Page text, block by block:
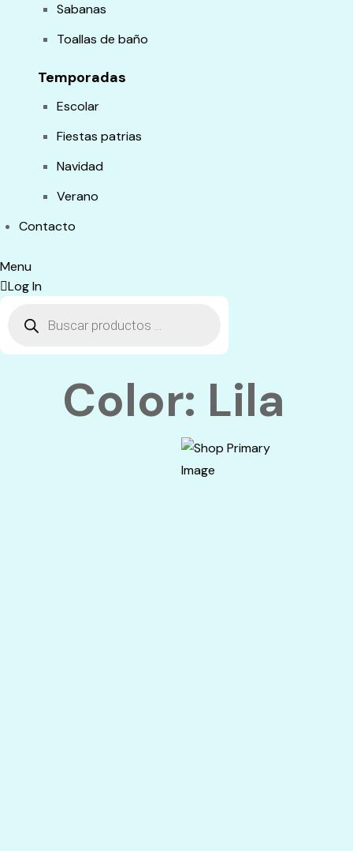
Sabanas
Toallas de baño
Temporadas
Escolar
Fiestas patrias
Navidad
Verano
Contacto
Menu
Log In
productos
Color: Lila